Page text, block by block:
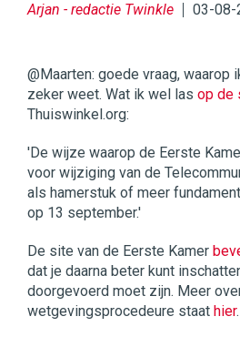
Arjan - redactie Twinkle 03-08-
@Maarten: goede vraag, waarop
zeker weet. Wat ik wel las op de
Thuiswinkel.org:
'De wijze waarop de Eerste
voor wijziging van de
als hamerstuk of meer
op 13 september.'
De site van de Eerste Kamer
dat je daarna beter kunt
doorgevoerd moet zijn. Meer
wetgevingsprocedeure staat hier.